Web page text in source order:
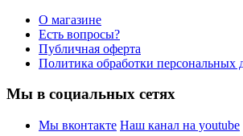
О магазине
Есть вопросы?
Публичная оферта
Политика обработки персональных
Мы в социальных сетях
Мы вконтакте Наш канал на youtube